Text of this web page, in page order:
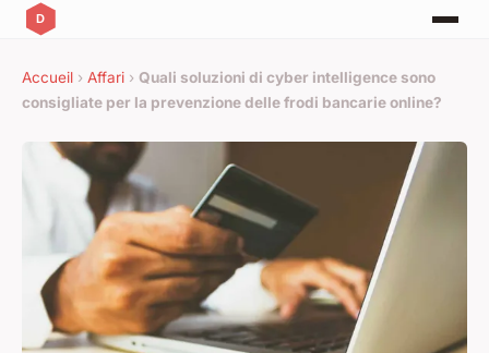
Accueil › Affari › Quali soluzioni di cyber intelligence sono
consigliate per la prevenzione delle frodi bancarie online?